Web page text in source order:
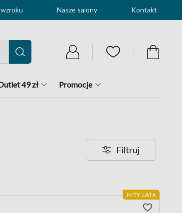
Nasze salony Kontakt
49 zł Promocje
Filtruj
HITY LATA